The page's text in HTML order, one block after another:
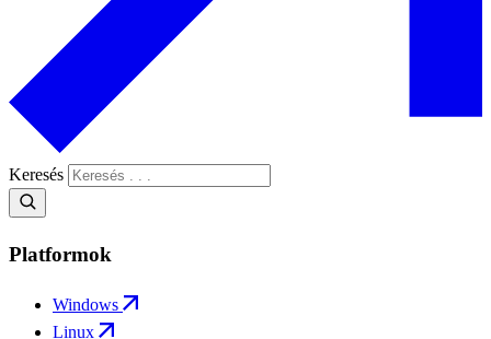
Keresés
Platformok
Windows
Linux